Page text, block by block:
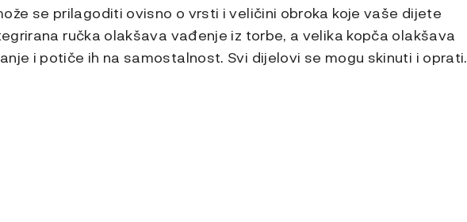
se prilagoditi ovisno o vrsti i veličini obroka koje vaše dijete
ručka olakšava vađenje iz torbe, a velika kopča olakšava
i potiče ih na samostalnost. Svi dijelovi se mogu skinuti i oprati.